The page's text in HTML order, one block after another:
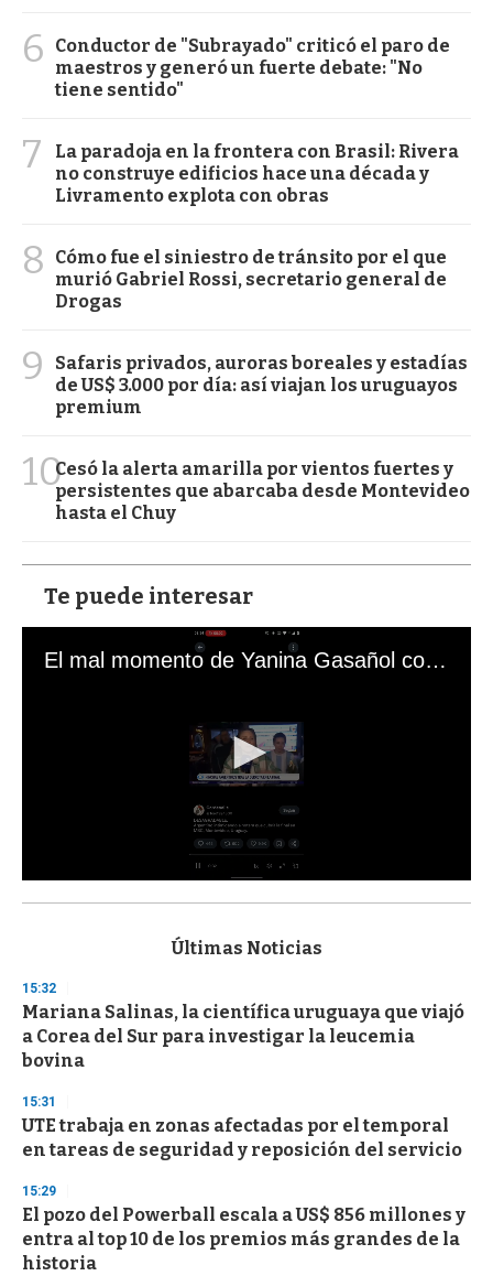
6
Conductor de "Subrayado" criticó el paro de
maestros y generó un fuerte debate: "No
tiene sentido"
7
La paradoja en la frontera con Brasil: Rivera
no construye edificios hace una década y
Livramento explota con obras
8
Cómo fue el siniestro de tránsito por el que
murió Gabriel Rossi, secretario general de
Drogas
9
Safaris privados, auroras boreales y estadías
de US$ 3.000 por día: así viajan los uruguayos
premium
10Cesó la alerta amarilla por vientos fuertes y
persistentes que abarcaba desde Montevideo
hasta el Chuy
Te puede interesar
El mal momento de Yanina Gasañol con un hincha argentino en "Subrayado"
s
d
s
o
f
3
s
e
c
o
d
s
Últimas Noticias
15:32
Mariana Salinas, la científica uruguaya que viajó
a Corea del Sur para investigar la leucemia
bovina
15:31
UTE trabaja en zonas afectadas por el temporal
en tareas de seguridad y reposición del servicio
15:29
El pozo del Powerball escala a US$ 856 millones y
entra al top 10 de los premios más grandes de la
historia